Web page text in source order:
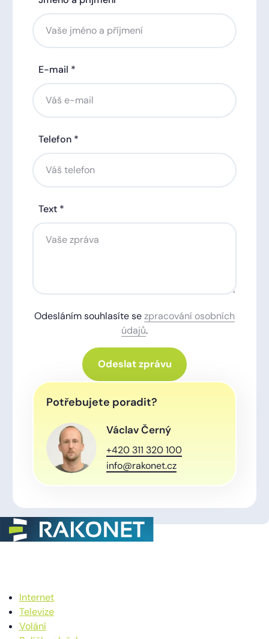
Potřebujete poradit?
Václav Černý
+420 311 320 100
info@rakonet.cz
E-mail *
Telefon *
Text *
Odesláním souhlasíte sezpracování osobních
údajů.
Odeslat zprávu
Internet
Televize
Volání